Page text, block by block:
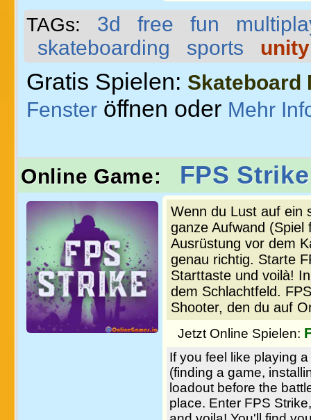
TAGs: 3d free fun
skateboarding
sports unity
Gratis Spielen: Skateboard
Fenster öffnen oder Mehr
Online Game: FPS Strike
Wenn du Lust auf ein
ganze Aufwand (Spiel
Ausrüstung vor dem
genau richtig. Starte
Starttaste und voilà!
dem Schlachtfeld.
Shooter, den du auf
Jetzt Online Spielen:
If you feel like playing
(finding a game,
loadout before the
place. Enter FPS